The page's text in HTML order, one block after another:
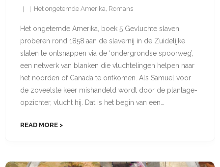
Het ongetemde Amerika, Romans
Het ongetemde Amerika, boek 5 Gevluchte slaven
proberen rond 1858 aan de slavernij in de Zuidelijke
staten te ontsnappen via de ‘ondergrondse spoorweg’,
een netwerk van blanken die vluchtelingen helpen naar
het noorden of Canada te ontkomen. Als Samuel voor
de zoveelste keer mishandeld wordt door de plantage-
opzichter, vlucht hij. Dat is het begin van een…
READ MORE